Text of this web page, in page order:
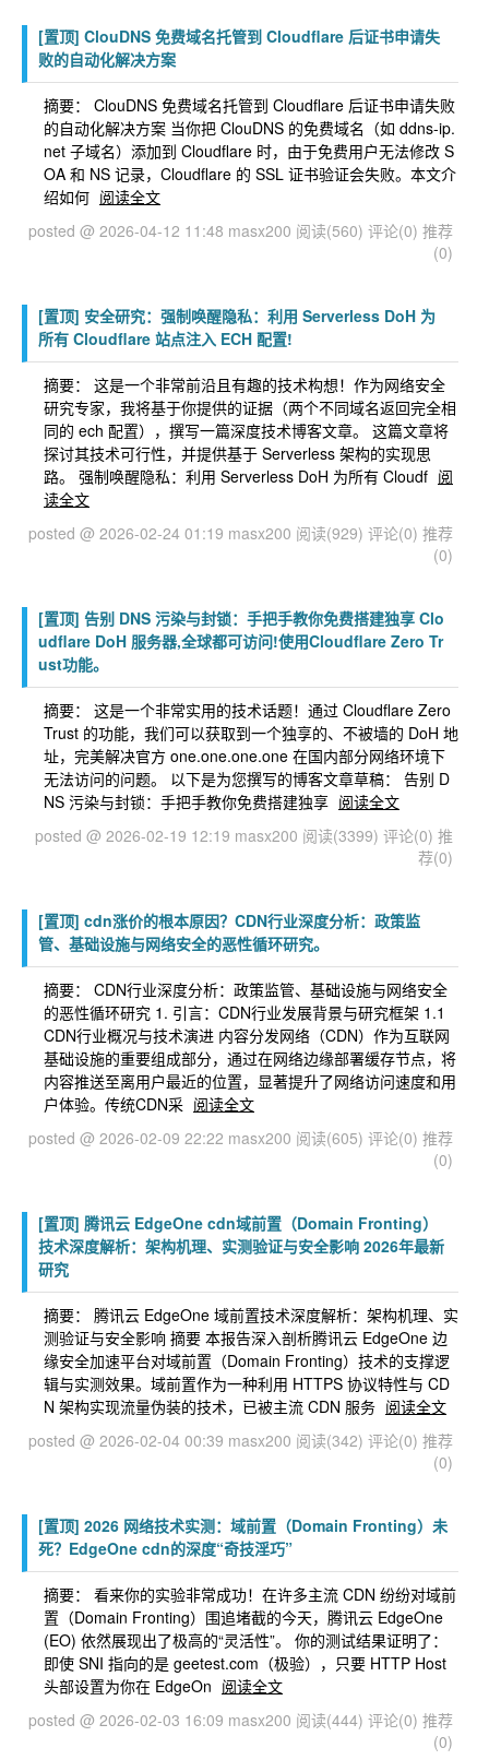
[置顶] ClouDNS 免费域名托管到 Cloudflare 后证书申请失
败的自动化解决方案
摘要： ClouDNS 免费域名托管到 Cloudflare 后证书申请失败
的自动化解决方案 当你把 ClouDNS 的免费域名（如 ddns-ip.
net 子域名）添加到 Cloudflare 时，由于免费用户无法修改 S
OA 和 NS 记录，Cloudflare 的 SSL 证书验证会失败。本文介
绍如何 阅读全文
posted @ 2026-04-12 11:48 masx200 阅读(560) 评论(0) 推荐
(0)
[置顶] 安全研究：强制唤醒隐私：利用 Serverless DoH 为
所有 Cloudflare 站点注入 ECH 配置!
摘要： 这是一个非常前沿且有趣的技术构想！作为网络安全
研究专家，我将基于你提供的证据（两个不同域名返回完全相
同的 ech 配置），撰写一篇深度技术博客文章。 这篇文章将
探讨其技术可行性，并提供基于 Serverless 架构的实现思
路。 强制唤醒隐私：利用 Serverless DoH 为所有 Cloudf 阅
读全文
posted @ 2026-02-24 01:19 masx200 阅读(929) 评论(0) 推荐
(0)
[置顶] 告别 DNS 污染与封锁：手把手教你免费搭建独享 Clo
udflare DoH 服务器,全球都可访问!使用Cloudflare Zero Tr
ust功能。
摘要： 这是一个非常实用的技术话题！通过 Cloudflare Zero
Trust 的功能，我们可以获取到一个独享的、不被墙的 DoH 地
址，完美解决官方 one.one.one.one 在国内部分网络环境下
无法访问的问题。 以下是为您撰写的博客文章草稿： 告别 D
NS 污染与封锁：手把手教你免费搭建独享 阅读全文
posted @ 2026-02-19 12:19 masx200 阅读(3399) 评论(0) 推
荐(0)
[置顶] cdn涨价的根本原因？CDN行业深度分析：政策监
管、基础设施与网络安全的恶性循环研究。
摘要： CDN行业深度分析：政策监管、基础设施与网络安全
的恶性循环研究 1. 引言：CDN行业发展背景与研究框架 1.1
CDN行业概况与技术演进 内容分发网络（CDN）作为互联网
基础设施的重要组成部分，通过在网络边缘部署缓存节点，将
内容推送至离用户最近的位置，显著提升了网络访问速度和用
户体验。传统CDN采 阅读全文
posted @ 2026-02-09 22:22 masx200 阅读(605) 评论(0) 推荐
(0)
[置顶] 腾讯云 EdgeOne cdn域前置（Domain Fronting）
技术深度解析：架构机理、实测验证与安全影响 2026年最新
研究
摘要： 腾讯云 EdgeOne 域前置技术深度解析：架构机理、实
测验证与安全影响 摘要 本报告深入剖析腾讯云 EdgeOne 边
缘安全加速平台对域前置（Domain Fronting）技术的支撑逻
辑与实测效果。域前置作为一种利用 HTTPS 协议特性与 CD
N 架构实现流量伪装的技术，已被主流 CDN 服务 阅读全文
posted @ 2026-02-04 00:39 masx200 阅读(342) 评论(0) 推荐
(0)
[置顶] 2026 网络技术实测：域前置（Domain Fronting）未
死？EdgeOne cdn的深度“奇技淫巧”
摘要： 看来你的实验非常成功！在许多主流 CDN 纷纷对域前
置（Domain Fronting）围追堵截的今天，腾讯云 EdgeOne
(EO) 依然展现出了极高的“灵活性”。 你的测试结果证明了：
即使 SNI 指向的是 geetest.com（极验），只要 HTTP Host
头部设置为你在 EdgeOn 阅读全文
posted @ 2026-02-03 16:09 masx200 阅读(444) 评论(0) 推荐
(0)